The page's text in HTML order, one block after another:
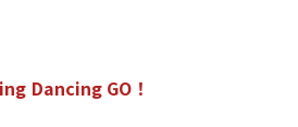
ing Dancing GO ！